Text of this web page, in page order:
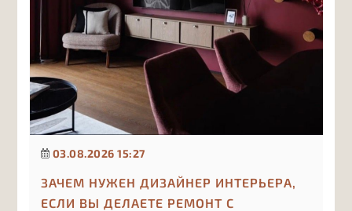
03.08.2026 15:27
ЗАЧЕМ НУЖЕН ДИЗАЙНЕР ИНТЕРЬЕРА,
ЕСЛИ ВЫ ДЕЛАЕТЕ РЕМОНТ С